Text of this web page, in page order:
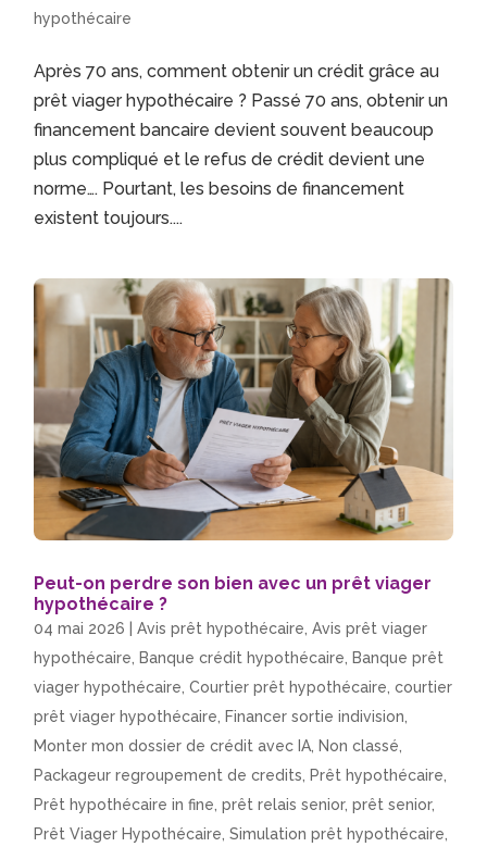
hypothécaire
Après 70 ans, comment obtenir un crédit grâce au
prêt viager hypothécaire ? Passé 70 ans, obtenir un
financement bancaire devient souvent beaucoup
plus compliqué et le refus de crédit devient une
norme…. Pourtant, les besoins de financement
existent toujours....
Peut-on perdre son bien avec un prêt viager
hypothécaire ?
04 mai 2026 |Avis prêt hypothécaire ,Avis prêt viager
hypothécaire ,Banque crédit hypothécaire ,Banque prêt
viager hypothécaire ,Courtier prêt hypothécaire ,courtier
prêt viager hypothécaire ,Financer sortie indivision
Monter mon dossier de crédit avec IA ,Non classé
Packageur regroupement de credits ,Prêt hypothécaire
Prêt hypothécaire in fine ,prêt relais senior,prêt senior,
Prêt Viager Hypothécaire ,Simulation prêt hypothécaire